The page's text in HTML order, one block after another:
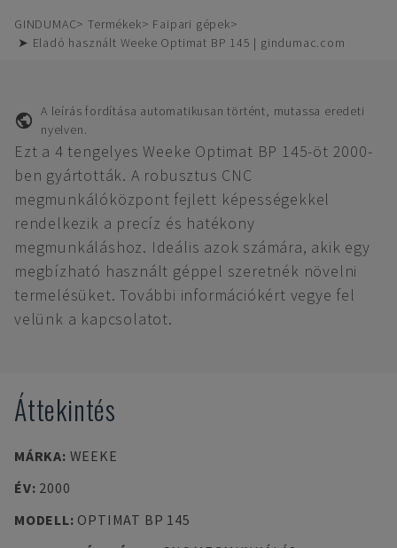
GINDUMAC Termékek
Faipari gépek
➤ Eladó használt Weeke Optimat BP 145 | gindumac.com
A leírás fordítása automatikusan történt, mutassa eredeti
nyelven.
Ezt a 4 tengelyes Weeke Optimat BP 145-öt 2000-
ben gyártották. A robusztus CNC
megmunkálóközpont fejlett képességekkel
rendelkezik a precíz és hatékony
megmunkáláshoz. Ideális azok számára, akik egy
megbízható használt géppel szeretnék növelni
termelésüket. További információkért vegye fel
velünk a kapcsolatot.
Áttekintés
MÁRKA: WEEKE
ÉV: 2000
MODELL: OPTIMAT BP 145